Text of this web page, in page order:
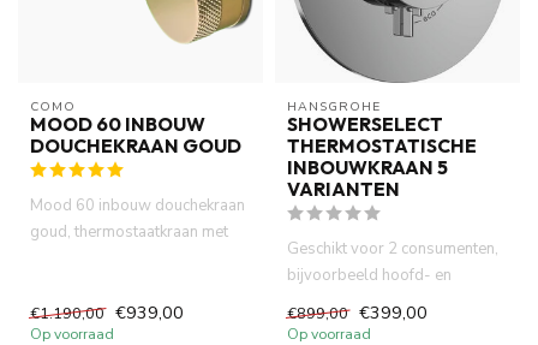
COMO
MOOD 60 INBOUW
DOUCHEKRAAN GOUD
Mood 60 inbouw douchekraan
goud, thermostaatkraan met
€1.190,00 €939,00
Op voorraad
HANSGROHE
SHOWERSELECT
THERMOSTATISCHE
INBOUWKRAAN 5
VARIANTEN
Geschikt voor 2 consumenten,
bijvoorbeeld hoofd- en
€899,00 €399,00
Op voorraad